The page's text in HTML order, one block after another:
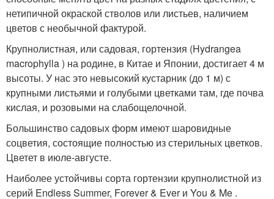
нетипичной окраской стволов или листьев, наличием
цветов с необычной фактурой.
Крупнолистная, или садовая, гортензия (Hydrangea
macrophylla ) на родине, в Китае и Японии, достигает 4 м
высоты. У нас это невысокий кустарник (до 1 м) с
крупными листьями и голубыми цветками там, где почва
кислая, и розовыми на слабощелочной.
Большинство садовых форм имеют шаровидные
соцветия, состоящие полностью из стерильных цветков.
Цветет в июле-августе.
Наиболее устойчивы сор­та гортензии крупнолистной из
серий Endless Summer, Forever & Ever и You & Me .